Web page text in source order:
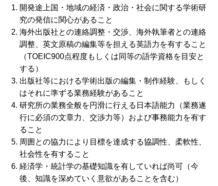
開発途上国・地域の経済・政治・社会に関する学術研
究の発信に関心があること
海外出版社との連絡調整・交渉、海外執筆者との連絡
調整、英文原稿の編集等を担える英語力を有すること
（TOEIC900点程度もしくは同等の語学資格を目安と
する）
出版社等における学術出版の編集・制作経験、もしく
はそれに準ずる業務経験があること
研究所の業務全般を円滑に行える日本語能力（業務遂
行に必須の文章力、交渉力等）および事務能力を有す
ること
周囲との協力により目標を達成する協調性、柔軟性、
社会性を有すること
経済学・統計学の基礎知識を有していれば尚可（今
後、知識を深めていく意欲があることを含む）